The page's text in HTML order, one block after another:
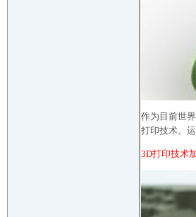
作为目前世
打印技术。
3D打印技术